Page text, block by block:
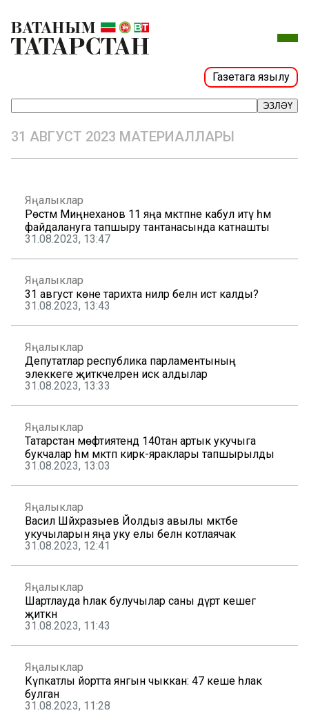
Газетага язылу
ЭЗЛӘҮ
31 АВГУСТ 2023 МАТЕРИАЛЛАРЫ
Яңалыклар
Рөстәм Миңнеханов 11 яңа мәктәпне кабул итү һәм
файдалануга тапшыру тантанасында катнашты
31.08.2023, 13:47
Яңалыклар
31 август көне тарихта ниләр белән истә калды?
31.08.2023, 13:43
Яңалыклар
Депутатлар республика парламентының
элеккеге җитәкчеләрен искә алдылар
31.08.2023, 13:33
Яңалыклар
Татарстан мөфтиятендә 140тан артык укучыга
букчалар һәм мәктәп кирәк-яраклары тапшырылды
31.08.2023, 13:03
Яңалыклар
Васил Шәйхразыев Йолдыз авылы мәктәбе
укучыларын яңа уку елы белән котлаячак
31.08.2023, 12:41
Яңалыклар
Шартлауда һәлак булучылар саны дүрт кешегә
җиткән
31.08.2023, 11:43
Яңалыклар
Күпкатлы йортта янгын чыккан: 47 кеше һәлак
булган
31.08.2023, 11:28